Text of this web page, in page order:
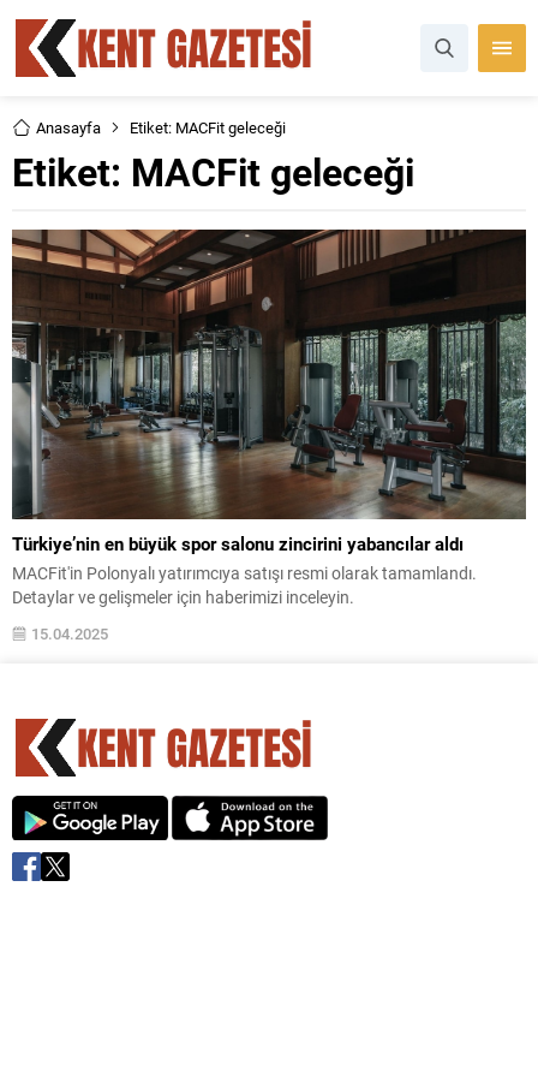
Anasayfa Etiket: MACFit geleceği
Etiket: MACFit geleceği
Türkiye’nin en büyük spor salonu zincirini yabancılar aldı
MACFit'in Polonyalı yatırımcıya satışı resmi olarak tamamlandı.
Detaylar ve gelişmeler için haberimizi inceleyin.
15.04.2025